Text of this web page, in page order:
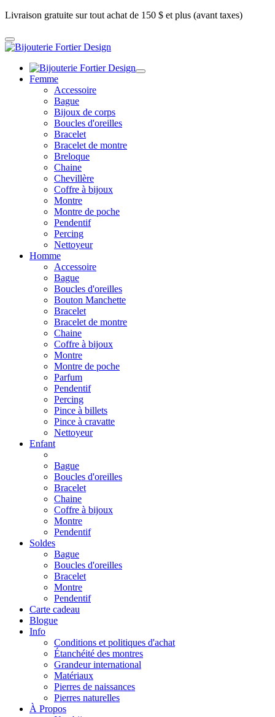
Livraison gratuite sur tout achat de 150 $ et plus (avant taxes)
Femme
Accessoire
Bague
Bijoux de corps
Boucles d'oreilles
Bracelet
Bracelet de montre
Breloque
Chaine
Chevillère
Coffre à bijoux
Montre
Montre de poche
Pendentif
Percing
Nettoyeur
Homme
Accessoire
Bague
Boucles d'oreilles
Bouton Manchette
Bracelet
Bracelet de montre
Chaine
Coffre à bijoux
Montre
Montre de poche
Parfum
Pendentif
Percing
Pince à billets
Pince à cravatte
Nettoyeur
Enfant
Bague
Boucles d'oreilles
Bracelet
Chaine
Coffre à bijoux
Montre
Pendentif
Soldes
Bague
Boucles d'oreilles
Bracelet
Montre
Pendentif
Carte cadeau
Blogue
Info
Conditions et politiques d'achat
Étanchéité des montres
Grandeur international
Matériaux
Pierres de naissances
Pierres naturelles
À Propos